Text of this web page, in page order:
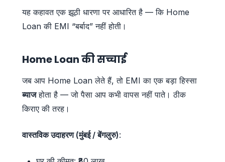
यह कहावत एक झूठी धारणा पर आधारित है — कि Home
Loan की EMI “बर्बाद” नहीं होती।
Home Loan की सच्चाई
जब आप Home Loan लेते हैं, तो EMI का एक बड़ा हिस्सा
ब्याजहोता है — जो पैसा आप कभी वापस नहीं पाते। ठीक
किराए की तरह।
वास्तविक उदाहरण (मुंबई / बेंगलुरु):